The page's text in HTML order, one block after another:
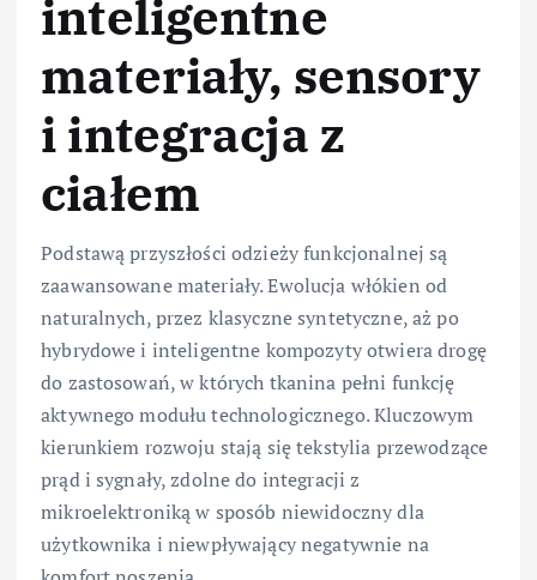
inteligentne
materiały, sensory
i integracja z
ciałem
Podstawą przyszłości odzieży funkcjonalnej są
zaawansowane materiały. Ewolucja włókien od
naturalnych, przez klasyczne syntetyczne, aż po
hybrydowe i inteligentne kompozyty otwiera drogę
do zastosowań, w których tkanina pełni funkcję
aktywnego modułu technologicznego. Kluczowym
kierunkiem rozwoju stają się tekstylia przewodzące
prąd i sygnały, zdolne do integracji z
mikroelektroniką w sposób niewidoczny dla
użytkownika i niewpływający negatywnie na